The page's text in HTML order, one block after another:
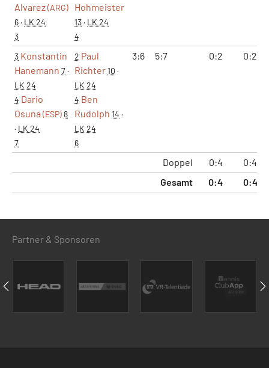
Alvarez(ARG)
6· LK 24
3
Hohmeister
13· LK 24
4
3 Konstantin
Hanemann 7·
LK 24
4 Dario
Osuna (ESP)8
· LK 24
7
2 Paul
Richter10 ·
LK 24
4 Ben
Rudolph 14 ·
LK 24
6
3:6 5:7 0:2 0:2
Doppel 0:4
0:4
Gesamt
0:4 0:4
Partner & Sponsoren